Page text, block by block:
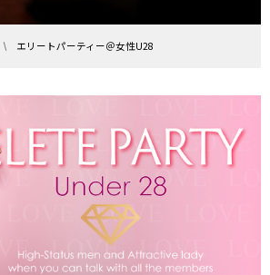
エリートパーティー＠女性U28